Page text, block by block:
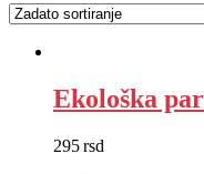
Ekološka
295rsd